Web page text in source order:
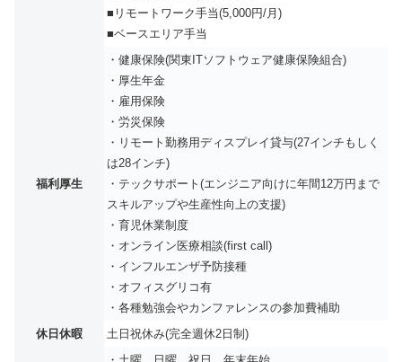
■リモートワーク手当(5,000円/月)
■ベースエリア手当
福利厚生
・健康保険(関東ITソフトウェア健康保険組合)
・厚生年金
・雇用保険
・労災保険
・リモート勤務用ディスプレイ貸与(27インチもしく
は28インチ)
・テックサポート(エンジニア向けに年間12万円まで
スキルアップや生産性向上の支援)
・育児休業制度
・オンライン医療相談(first call)
・インフルエンザ予防接種
・オフィスグリコ有
・各種勉強会やカンファレンスの参加費補助
休日休暇
土日祝休み(完全週休2日制)